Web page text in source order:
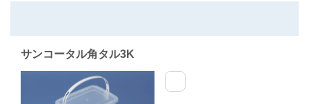
サンコータル角タル3K